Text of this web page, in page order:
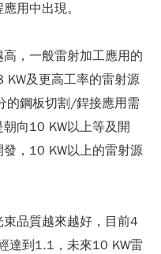
用中出現。
，一般雷射加工應用的
KW及更高工率的雷射源
的鋼板切割/銲接應用需
向10 KW以上等及開
，10 KW以上的雷射源
品質越來越好，目前4
達到1.1，未來10 KW雷